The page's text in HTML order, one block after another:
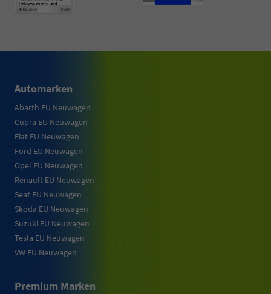
Automarken
Abarth EU Neuwagen
Cupra EU Neuwagen
Fiat EU Neuwagen
Ford EU Neuwagen
Opel EU Neuwagen
Renault EU Neuwagen
Seat EU Neuwagen
Skoda EU Neuwagen
Suzuki EU Neuwagen
Tesla EU Neuwagen
VW EU Neuwagen
Premium Marken